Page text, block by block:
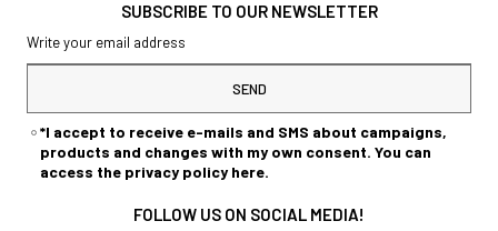
SUBSCRIBE TO OUR NEWSLETTER
SEND
*I accept to receive e-mails and SMS about campaigns,
products and changes with my own consent. You can
access the privacy policy here.
FOLLOW US ON SOCIAL MEDIA!